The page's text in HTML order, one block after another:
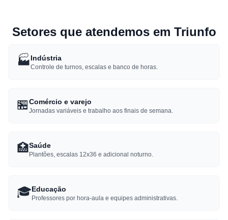
Setores que atendemos em Triunfo
🏭Indústria
Controle de turnos, escalas e banco de horas.
🏪Comércio e varejo
Jornadas variáveis e trabalho aos finais de semana.
🏥Saúde
Plantões, escalas 12x36 e adicional noturno.
🎓Educação
Professores por hora-aula e equipes administrativas.